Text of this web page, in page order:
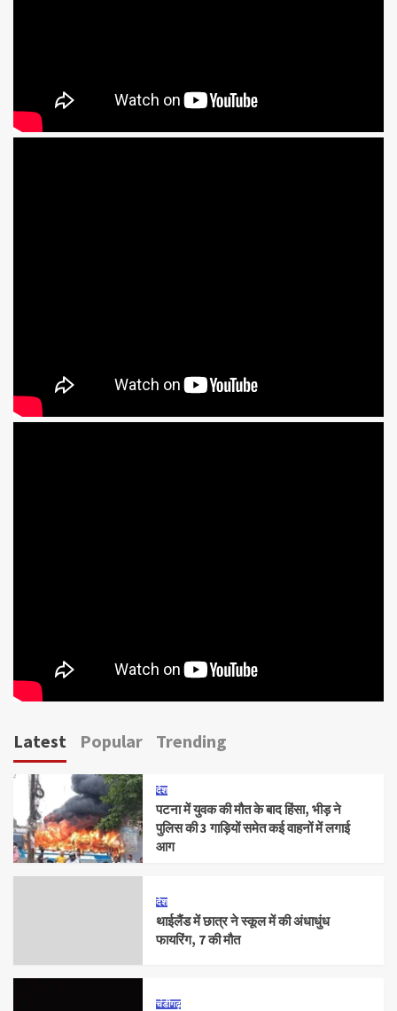
Latest Popular Trending
देश
पटना में युवक की मौत के बाद हिंसा, भीड़ ने
पुलिस की 3 गाड़ियों समेत कई वाहनों में लगाई
आग
देश
थाईलैंड में छात्र ने स्कूल में की अंधाधुंध
फायरिंग, 7 की मौत
चंडीगढ़